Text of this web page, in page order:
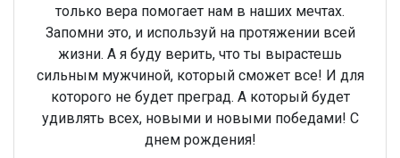
только вера помогает нам в наших мечтах.
Запомни это, и используй на протяжении всей
жизни. А я буду верить, что ты вырастешь
сильным мужчиной, который сможет все! И для
которого не будет преград. А который будет
удивлять всех, новыми и новыми победами! С
днем рождения!